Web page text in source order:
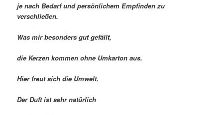
je nach Bedarf und persönlichem Empfinden zu
verschließen.
Was mir besonders gut gefällt,
die Kerzen kommen ohne Umkarton aus.
Hier freut sich die Umwelt.
Der Duft ist sehr natürlich